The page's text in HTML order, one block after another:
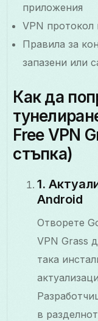
приложения
VPN протокол
Правила за
запазени или
Как да
Free VPN
стъпка)
1.
Android
Отворете
VPN Grass
така
в